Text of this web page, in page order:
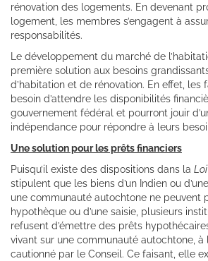
rénovation des logements. En devenant
logement, les membres s’engagent à
responsabilités.
Le développement du marché de
première solution aux besoins
d’habitation et de rénovation. En effet, les
besoin d’attendre les disponibilités
gouvernement fédéral et pourront jouir
indépendance pour répondre à leurs
Une solution pour les prêts financiers
Puisqu’il existe des dispositions dans la
stipulent que les biens d’un Indien ou
une communauté autochtone ne peuvent
hypothèque ou d’une saisie, plusieurs
refusent d’émettre des prêts
vivant sur une communauté autochtone, à
cautionné par le Conseil. Ce faisant, elle